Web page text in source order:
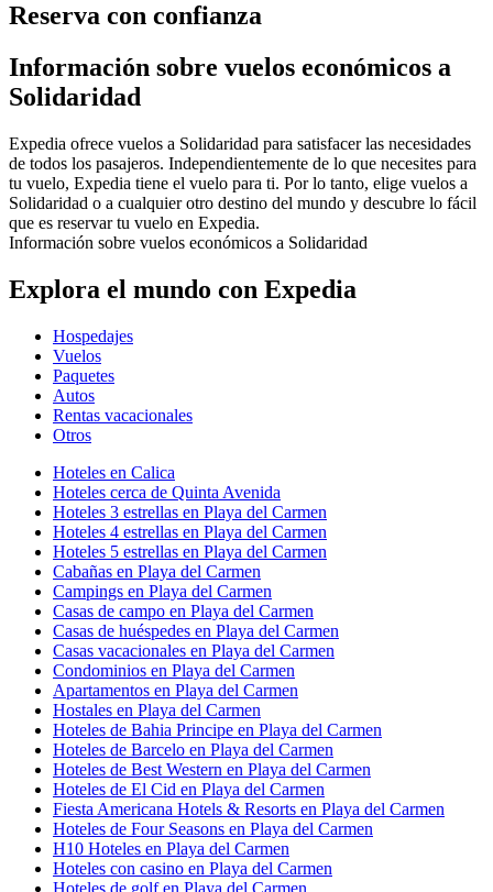
Reserva con confianza
Información sobre vuelos económicos a
Solidaridad
Expedia ofrece vuelos a Solidaridad para satisfacer las necesidades
de todos los pasajeros. Independientemente de lo que necesites para
tu vuelo, Expedia tiene el vuelo para ti. Por lo tanto, elige vuelos a
Solidaridad o a cualquier otro destino del mundo y descubre lo fácil
que es reservar tu vuelo en Expedia.
Información sobre vuelos económicos a Solidaridad
Explora el mundo con Expedia
Hospedajes
Vuelos
Paquetes
Autos
Rentas vacacionales
Otros
Hoteles en Calica
Hoteles cerca de Quinta Avenida
Hoteles 3 estrellas en Playa del Carmen
Hoteles 4 estrellas en Playa del Carmen
Hoteles 5 estrellas en Playa del Carmen
Cabañas en Playa del Carmen
Campings en Playa del Carmen
Casas de campo en Playa del Carmen
Casas de huéspedes en Playa del Carmen
Casas vacacionales en Playa del Carmen
Condominios en Playa del Carmen
Apartamentos en Playa del Carmen
Hostales en Playa del Carmen
Hoteles de Bahia Principe en Playa del Carmen
Hoteles de Barcelo en Playa del Carmen
Hoteles de Best Western en Playa del Carmen
Hoteles de El Cid en Playa del Carmen
Fiesta Americana Hotels & Resorts en Playa del Carmen
Hoteles de Four Seasons en Playa del Carmen
H10 Hoteles en Playa del Carmen
Hoteles con casino en Playa del Carmen
Hoteles de golf en Playa del Carmen